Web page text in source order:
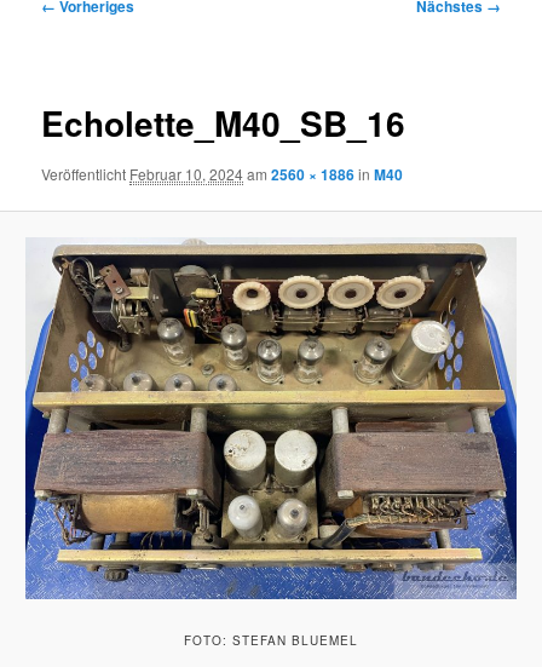
← Vorheriges Nächstes →
Echolette_M40_SB_16
Veröffentlicht Februar 10, 2024am2560 × 1886inM40
FOTO: STEFAN BLUEMEL